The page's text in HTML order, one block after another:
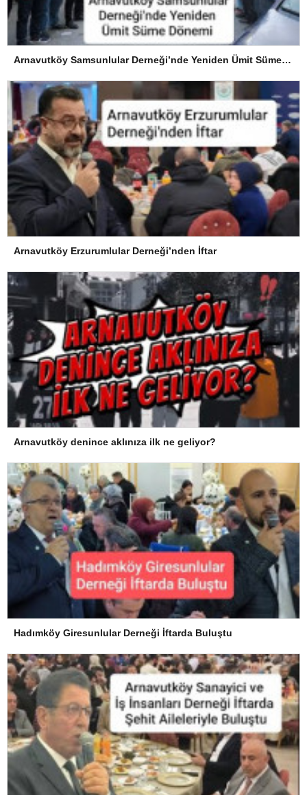
Arnavutköy Samsunlular Derneği’nde Yeniden Ümit Süme Dönemi
Arnavutköy Erzurumlular Derneği’nden İftar
Arnavutköy denince aklınıza ilk ne geliyor?
Hadımköy Giresunlular Derneği İftarda Buluştu